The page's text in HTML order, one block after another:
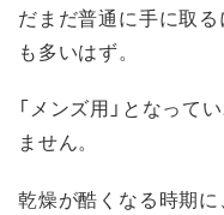
だまだ普通に手に取
も多いはず。
「メンズ用」となって
ません。
乾燥が酷くなる時期